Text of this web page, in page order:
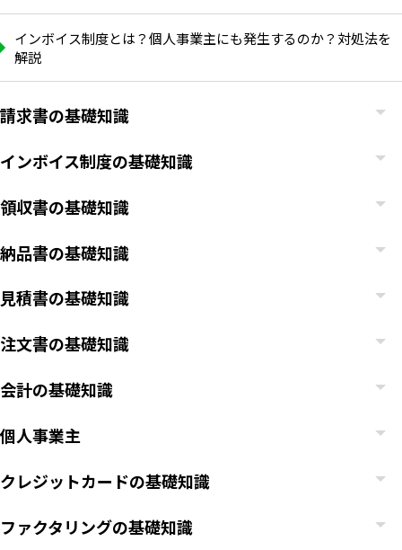
インボイス制度とは？個人事業主にも発生するのか？対処法を
解説
請求書の基礎知識
インボイス制度の基礎知識
領収書の基礎知識
納品書の基礎知識
見積書の基礎知識
注文書の基礎知識
会計の基礎知識
個人事業主
クレジットカードの基礎知識
ファクタリングの基礎知識